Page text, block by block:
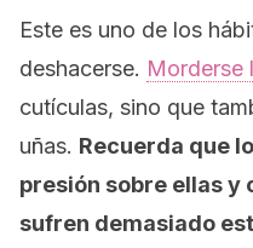
Este es uno de los
deshacerse. Morderse
cutículas, sino que
uñas. Recuerda que
presión sobre ellas y
sufren demasiado